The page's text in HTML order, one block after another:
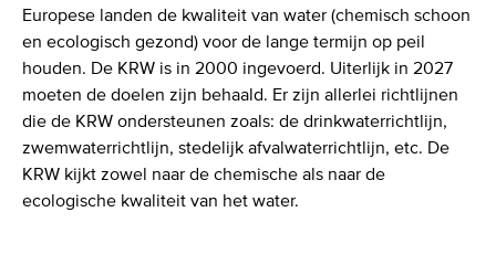
Europese landen de kwaliteit van water (chemisch schoon
en ecologisch gezond) voor de lange termijn op peil
houden. De KRW is in 2000 ingevoerd. Uiterlijk in 2027
moeten de doelen zijn behaald. Er zijn allerlei richtlijnen
die de KRW ondersteunen zoals: de drinkwaterrichtlijn,
zwemwaterrichtlijn, stedelijk afvalwaterrichtlijn, etc. De
KRW kijkt zowel naar de chemische als naar de
ecologische kwaliteit van het water.